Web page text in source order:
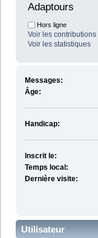
Adaptours
Hors ligne
Voir les contributions
Voir les statistiques
Messages:
Âge:
Handicap:
Inscrit le:
Temps local:
Dernière visite:
Utilisateur